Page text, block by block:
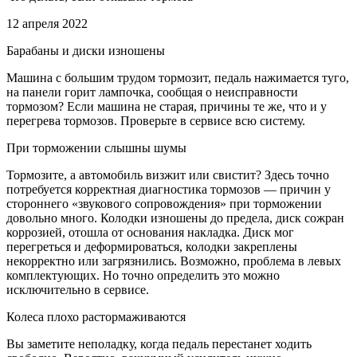
12 апреля 2022
Барабаны и диски изношены
Машина с большим трудом тормозит, педаль нажимается туго,
на панели горит лампочка, сообщая о неисправности
тормозом? Если машина не старая, причины те же, что и у
перегрева тормозов. Проверьте в сервисе всю систему.
При торможении слышны шумы
Тормозите, а автомобиль визжит или свистит? Здесь точно
потребуется корректная диагностика тормозов — причин у
стороннего «звукового сопровождения» при торможении
довольно много. Колодки изношены до предела, диск сожран
коррозией, отошла от основания накладка. Диск мог
перегреться и деформироваться, колодки закреплены
некорректно или загрязнились. Возможно, проблема в левых
комплектующих. Но точно определить это можно
исключительно в сервисе.
Колеса плохо растормаживаются
Вы заметите неполадку, когда педаль перестанет ходить